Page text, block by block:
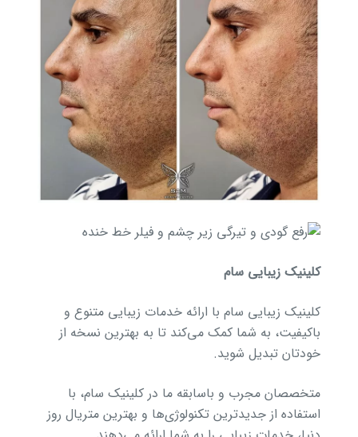
کلینیک زیبایی سام
کلینیک زیبایی سام با ارائه خدمات زیبایی متنوع و
باکیفیت، به شما کمک می‌کند تا به بهترین نسخه از
خودتان تبدیل شوید.
متخصصان مجرب و باسابقه ما در کلینیک سام، با
استفاده از جدیدترین تکنولوژی‌ها و بهترین متریال روز